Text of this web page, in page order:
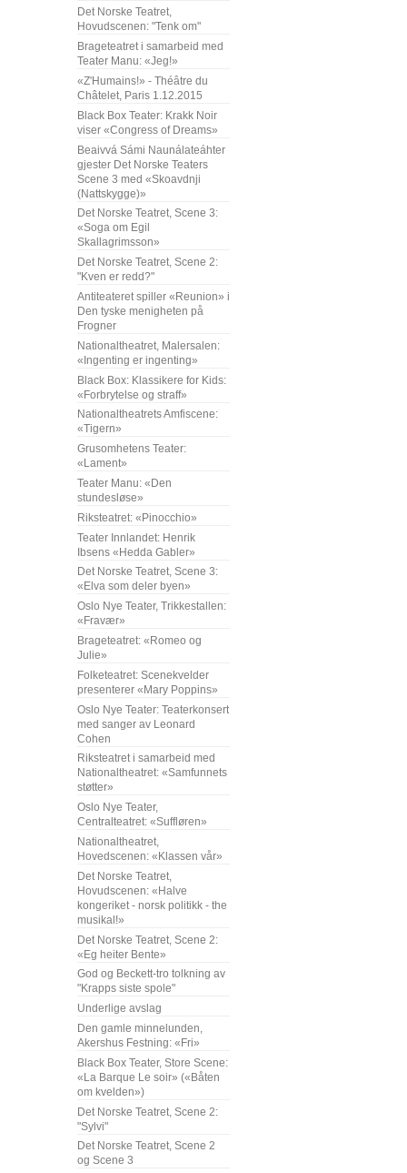
Det Norske Teatret,
Hovudscenen: "Tenk om"
Brageteatret i samarbeid med
Teater Manu: «Jeg!»
«Z'Humains!» - Théâtre du
Châtelet, Paris 1.12.2015
Black Box Teater: Krakk Noir
viser «Congress of Dreams»
Beaivvá Sámi Naunálateáhter
gjester Det Norske Teaters
Scene 3 med «Skoavdnji
(Nattskygge)»
Det Norske Teatret, Scene 3:
«Soga om Egil
Skallagrimsson»
Det Norske Teatret, Scene 2:
"Kven er redd?"
Antiteateret spiller «Reunion» i
Den tyske menigheten på
Frogner
Nationaltheatret, Malersalen:
«Ingenting er ingenting»
Black Box: Klassikere for Kids:
«Forbrytelse og straff»
Nationaltheatrets Amfiscene:
«Tigern»
Grusomhetens Teater:
«Lament»
Teater Manu: «Den
stundesløse»
Riksteatret: «Pinocchio»
Teater Innlandet: Henrik
Ibsens «Hedda Gabler»
Det Norske Teatret, Scene 3:
«Elva som deler byen»
Oslo Nye Teater, Trikkestallen:
«Fravær»
Brageteatret: «Romeo og
Julie»
Folketeatret: Scenekvelder
presenterer «Mary Poppins»
Oslo Nye Teater: Teaterkonsert
med sanger av Leonard
Cohen
Riksteatret i samarbeid med
Nationaltheatret: «Samfunnets
støtter»
Oslo Nye Teater,
Centralteatret: «Suffløren»
Nationaltheatret,
Hovedscenen: «Klassen vår»
Det Norske Teatret,
Hovudscenen: «Halve
kongeriket - norsk politikk - the
musikal!»
Det Norske Teatret, Scene 2:
«Eg heiter Bente»
God og Beckett-tro tolkning av
"Krapps siste spole"
Underlige avslag
Den gamle minnelunden,
Akershus Festning: «Fri»
Black Box Teater, Store Scene:
«La Barque Le soir» («Båten
om kvelden»)
Det Norske Teatret, Scene 2:
"Sylvi"
Det Norske Teatret, Scene 2
og Scene 3